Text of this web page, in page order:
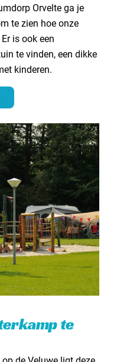
Orvelte ga je
te zien hoe onze
is ook een
te vinden, een dikke
kinderen.
te